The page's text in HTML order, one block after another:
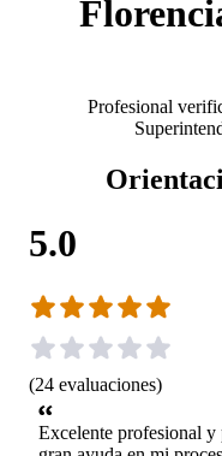
Profesional
5.0
(24 evaluaciones)
Excelente profesional y